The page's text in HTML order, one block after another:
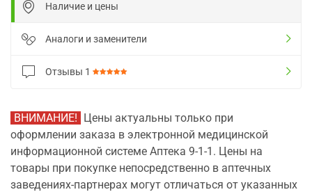
Наличие и цены
Аналоги и заменители
Отзывы 1
ВНИМАНИЕ! Цены актуальны только при
оформлении заказа в электронной медицинской
информационной системе Аптека 9-1-1. Цены на
товары при покупке непосредственно в аптечных
заведениях-партнерах могут отличаться от указанных